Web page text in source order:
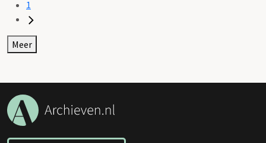
1
Meer